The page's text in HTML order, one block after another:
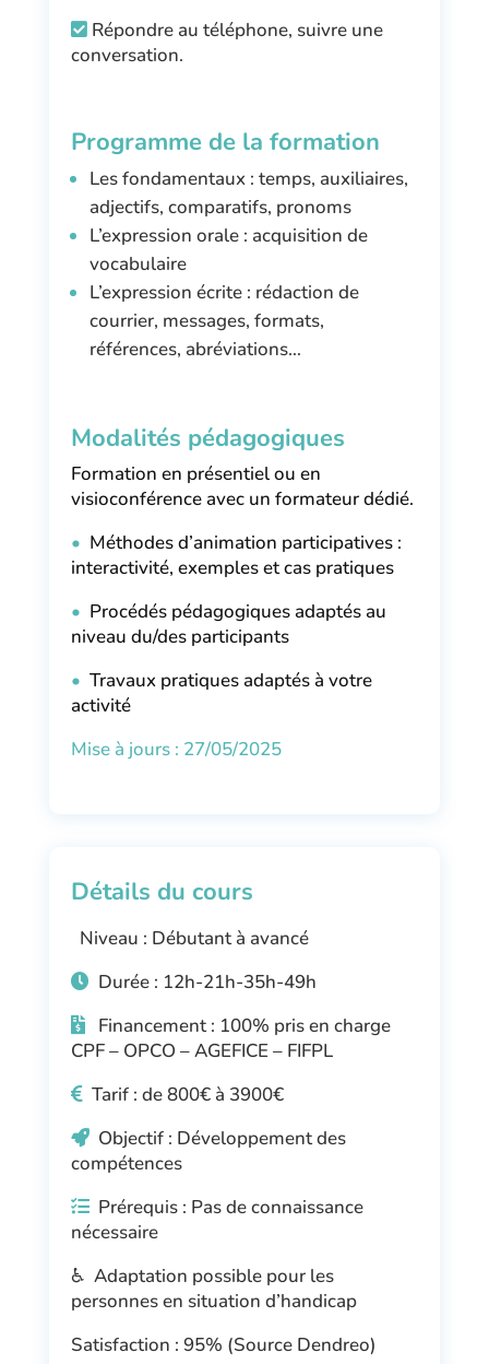
Répondre au téléphone, suivre une
conversation.
Programme de la formation
Les fondamentaux : temps, auxiliaires,
adjectifs, comparatifs, pronoms
L’expression orale : acquisition de
vocabulaire
L’expression écrite : rédaction de
courrier, messages, formats,
références, abréviations…
Modalités pédagogiques
Formation en présentiel ou en
visioconférence avec un formateur dédié.
• Méthodes d’animation participatives :
interactivité, exemples et cas pratiques
• Procédés pédagogiques adaptés au
niveau du/des participants
• Travaux pratiques adaptés à votre
activité
Mise à jours : 27/05/2025
Détails du cours
Niveau : Débutant à avancé
Durée : 12h-21h-35h-49h
Financement : 100% pris en charge
CPF – OPCO – AGEFICE – FIFPL
Tarif : de 800€ à 3900€
Objectif : Développement des
compétences
Prérequis : Pas de connaissance
nécessaire
♿ Adaptation possible pour les
personnes en situation d’handicap
Satisfaction : 95% (Source Dendreo)